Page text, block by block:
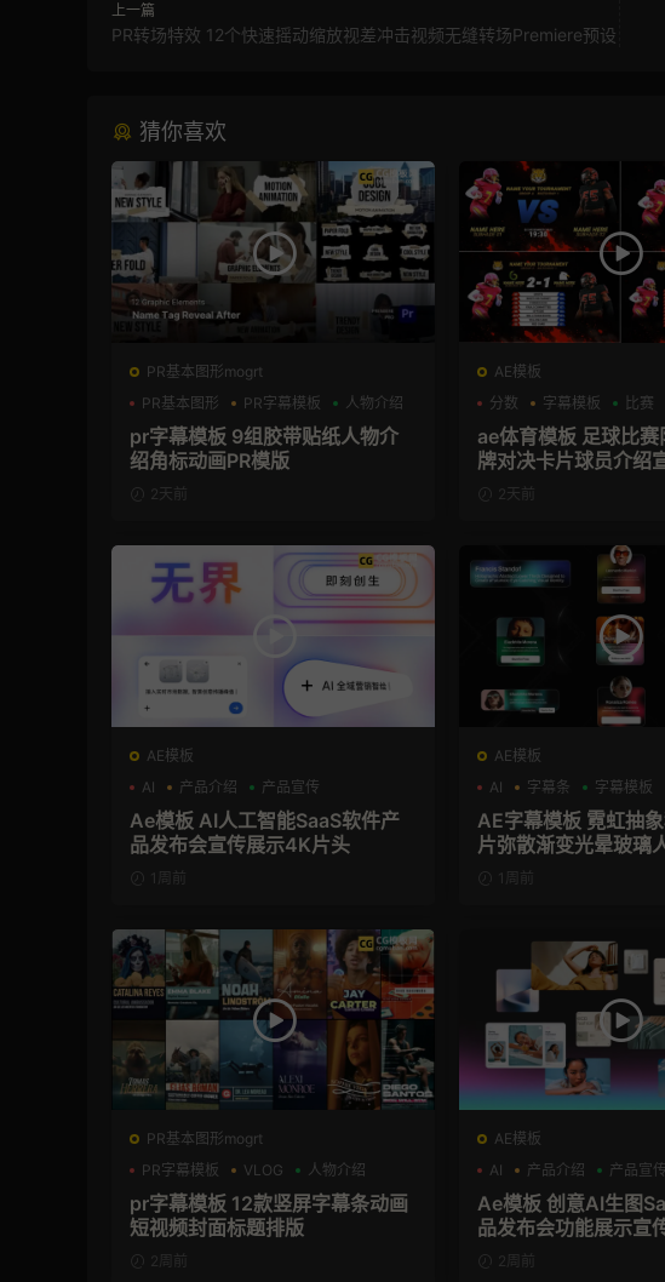
上一篇
PR转场特效 12个快速摇动缩放视差冲击视频无缝转场Premiere预设
猜你喜欢
PR基本图形mogrt
PR基本图形
PR字幕模板 人物介绍
pr字幕模板 9组胶带贴纸人物介
绍角标动画PR模版
2天前
AE模板
分数
字幕模板 比赛
ae体育模板 足球比
牌对决卡片球员介绍
模板2天前
AE模板
AI
产品介绍 产品宣传
Ae模板 AI人工智能SaaS软件产
品发布会宣传展示4K片头
1周前
AE模板
AI
字幕条 字幕模板
AE字幕模板 霓虹抽
片弥散渐变光晕玻璃
1周前
PR基本图形mogrt
PR字幕模板
VLOG 人物介绍
pr字幕模板 12款竖屏字幕条动画
短视频封面标题排版
2周前
AE模板
AI
产品介绍 产品宣传
Ae模板 创意AI生图
品发布会功能展示宣
2周前